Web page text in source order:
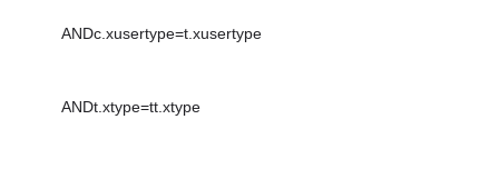
ANDc.xusertype=t.xusertype
ANDt.xtype=tt.xtype